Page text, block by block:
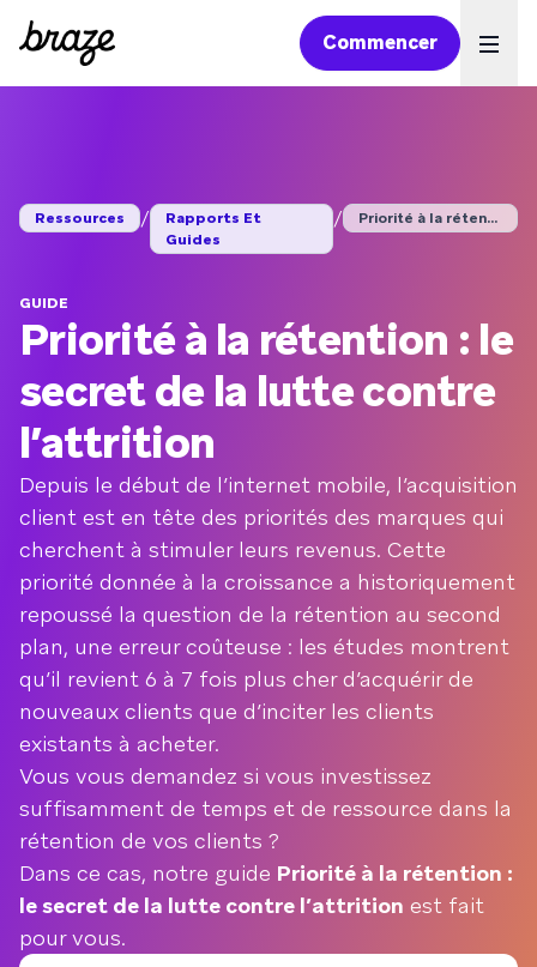
Commencer
Ressources /
Rapports Et
Guides
/ Priorité à la rétent...
GUIDE
Priorité à la rétention : le
secret de la lutte contre
l’attrition
Depuis le début de l’internet mobile, l’acquisition
client est en tête des priorités des marques qui
cherchent à stimuler leurs revenus. Cette
priorité donnée à la croissance a historiquement
repoussé la question de la rétention au second
plan, une erreur coûteuse : les études montrent
qu’il revient 6 à 7 fois plus cher d’acquérir de
nouveaux clients que d’inciter les clients
existants à acheter.
Vous vous demandez si vous investissez
suffisamment de temps et de ressource dans la
rétention de vos clients ?
Dans ce cas, notre guide Priorité à la rétention :
le secret de la lutte contre l’attrition est fait
pour vous.